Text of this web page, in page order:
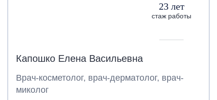
23 лет
стаж работы
Капошко Елена Васильевна
Врач-косметолог, врач-дерматолог, врач-
миколог